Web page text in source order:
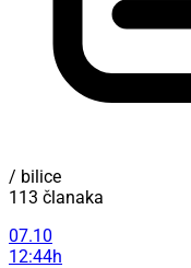
/ bilice
113 članaka
07.10
12:44h